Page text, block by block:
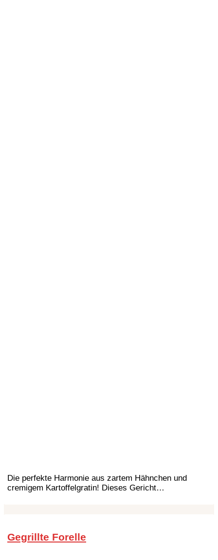
Die perfekte Harmonie aus zartem Hähnchen und
cremigem Kartoffelgratin! Dieses Gericht…
Gegrillte Forelle